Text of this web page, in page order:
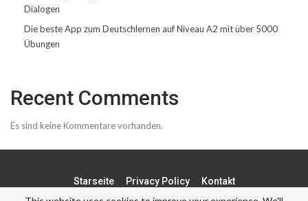
Dialogen
Die beste App zum Deutschlernen auf Niveau A2 mit über 5000
Übungen
Recent Comments
Es sind keine Kommentare vorhanden.
Starseite Privacy Policy Kontakt